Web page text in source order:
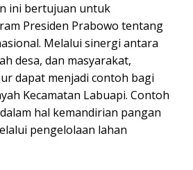
ini bertujuan untuk
Presiden Prabowo tentang
Melalui sinergi antara
desa, dan masyarakat,
dapat menjadi contoh bagi
Kecamatan Labuapi. Contoh
hal kemandirian pangan
pengelolaan lahan